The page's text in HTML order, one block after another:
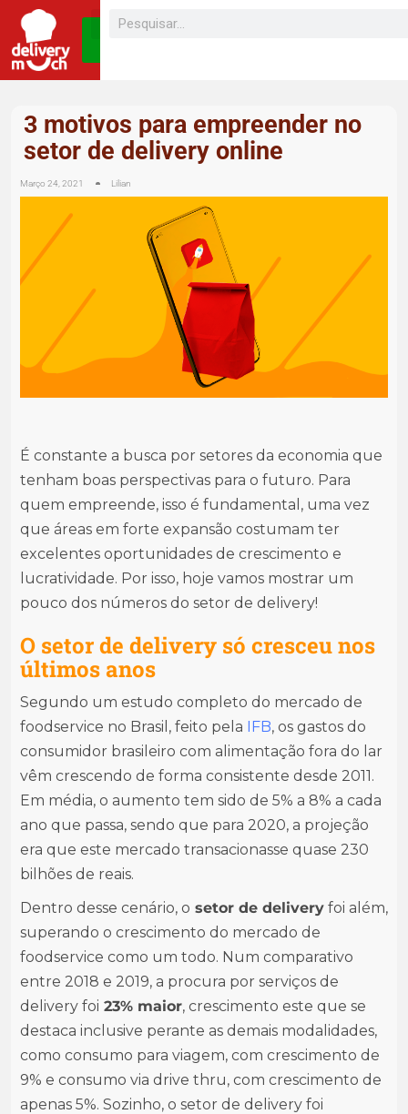
SEJA UM
3 motivos para empreender no
setor de delivery online
Março 24, 2021 Lilian
É constante a busca por setores da economia que
tenham boas perspectivas para o futuro. Para
quem empreende, isso é fundamental, uma vez
que áreas em forte expansão costumam ter
excelentes oportunidades de crescimento e
lucratividade. Por isso, hoje vamos mostrar um
pouco dos números do setor de delivery!
O setor de delivery só cresceu nos
últimos anos
Segundo um estudo completo do mercado de
foodservice no Brasil, feito pela IFB, os gastos do
consumidor brasileiro com alimentação fora do lar
vêm crescendo de forma consistente desde 2011.
Em média, o aumento tem sido de 5% a 8% a cada
ano que passa, sendo que para 2020, a projeção
era que este mercado transacionasse quase 230
bilhões de reais.
Dentro desse cenário, o setor de delivery foi além,
superando o crescimento do mercado de
foodservice como um todo. Num comparativo
entre 2018 e 2019, a procura por serviços de
delivery foi 23% maior, crescimento este que se
destaca inclusive perante as demais modalidades,
como consumo para viagem, com crescimento de
9% e consumo via drive thru, com crescimento de
apenas 5%. Sozinho, o setor de delivery foi